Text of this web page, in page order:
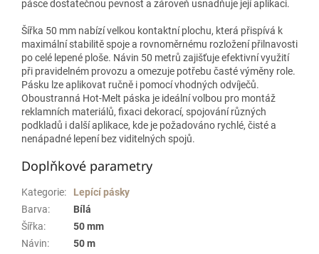
pásce dostatečnou pevnost a zároveň usnadňuje její aplikaci.
Šířka 50 mm nabízí velkou kontaktní plochu, která přispívá k
maximální stabilitě spoje a rovnoměrnému rozložení přilnavosti
po celé lepené ploše. Návin 50 metrů zajišťuje efektivní využití
při pravidelném provozu a omezuje potřebu časté výměny role.
Pásku lze aplikovat ručně i pomocí vhodných odvíječů.
Oboustranná Hot-Melt páska je ideální volbou pro montáž
reklamních materiálů, fixaci dekorací, spojování různých
podkladů i další aplikace, kde je požadováno rychlé, čisté a
nenápadné lepení bez viditelných spojů.
Doplňkové parametry
Kategorie:
Lepící pásky
Barva:
Bílá
Šířka:
50 mm
Návin:
50 m